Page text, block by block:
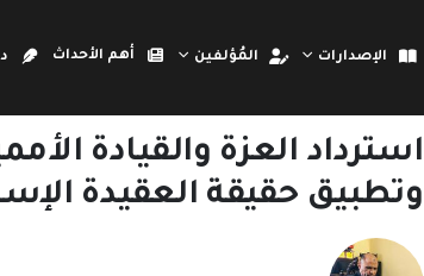
الإصدارات المُؤلفين أهم الأحداث
استرداد العزة والقيادة
وتطبيق حقيقة العقيدة